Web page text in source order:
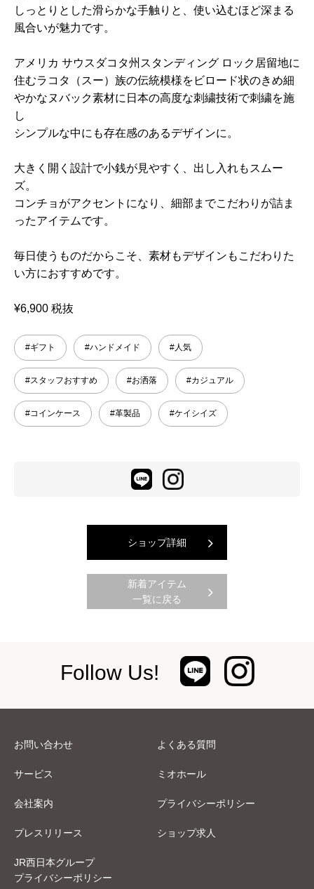
しっとりとした滑らかな手触りと、使い込むほど深まる
風合いが魅力です。
アメリカ サウスダコタ州スタンディング ロック居留地に
住むラコタ（スー）族の伝統模様をビロード状のきめ細
やかなヌバック素材に日本の高度な刺繍技術で刺繍を施
し
シンプルな中にも存在感のあるデザインに。
大きく開く設計で小銭が見やすく、出し入れもスムー
ズ。
コンチョがアクセントになり、細部までこだわりが詰ま
ったアイテムです。
毎日使うものだからこそ、素材もデザインもこだわりた
い方におすすめです。
¥6,900 税抜
#ギフト #ハンドメイド #人気
#スタッフおすすめ #お洒落 #カジュアル
#コインケース #革製品 #ケイシイズ
ショップ詳細
新着アイテム
一覧に戻る
Follow Us!
お問い合わせ よくある質問
サービス ミオホール
会社案内 プライバシーポリシー
プレスリリース ショップ求人
JR西日本グループ
プライバシーポリシー